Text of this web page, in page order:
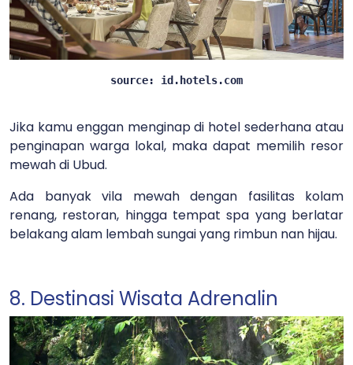
source: id.hotels.com
Jika kamu enggan menginap di hotel sederhana atau
penginapan warga lokal, maka dapat memilih resor
mewah di Ubud.
Ada banyak vila mewah dengan fasilitas kolam
renang, restoran, hingga tempat spa yang berlatar
belakang alam lembah sungai yang rimbun nan hijau.
8. Destinasi Wisata Adrenalin